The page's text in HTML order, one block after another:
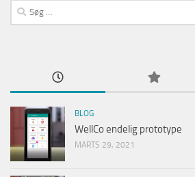
Søg
efter:
BLOG
WellCo endelig prototype
MARTS 29, 2021